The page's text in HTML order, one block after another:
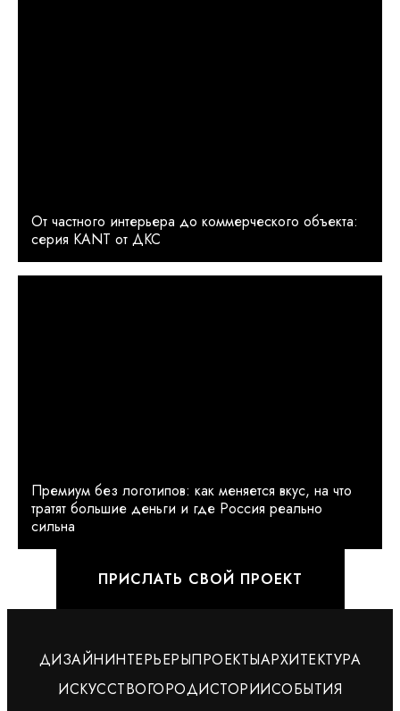
От частного интерьера до коммерческого объекта:
серия KANT от ДКС
Премиум без логотипов: как меняется вкус, на что
тратят большие деньги и где Россия реально
сильна
ПРИСЛАТЬ СВОЙ ПРОЕКТ
ДИЗАЙНИНТЕРЬЕРЫПРОЕКТЫАРХИТЕКТУРА
ИСКУССТВОГОРОДИСТОРИИСОБЫТИЯ